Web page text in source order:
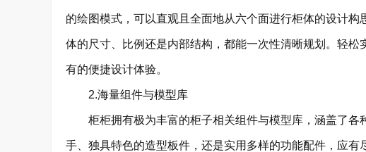
的绘图模式，可以直观且全面地从六个面进行柜体的设计
体的尺寸、比例还是内部结构，都能一次性清晰规划。轻
有的便捷设计体验。
2.海量组件与模型库
柜柜拥有极为丰富的柜子相关组件与模型库，涵盖了各
手、独具特色的造型板件，还是实用多样的功能配件，应